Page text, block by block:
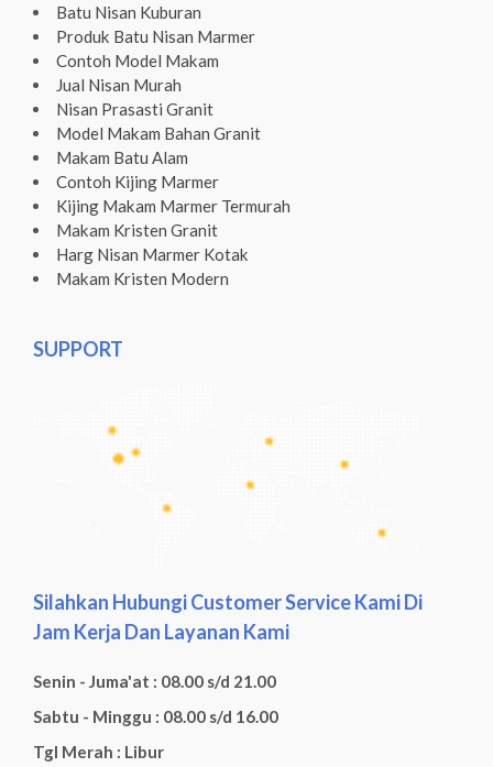
Batu Nisan Kuburan
Produk Batu Nisan Marmer
Contoh Model Makam
Jual Nisan Murah
Nisan Prasasti Granit
Model Makam Bahan Granit
Makam Batu Alam
Contoh Kijing Marmer
Kijing Makam Marmer Termurah
Makam Kristen Granit
Harg Nisan Marmer Kotak
Makam Kristen Modern
SUPPORT
Silahkan Hubungi Customer Service Kami Di
Jam Kerja Dan Layanan Kami
Senin - Juma'at : 08.00 s/d 21.00
Sabtu - Minggu : 08.00 s/d 16.00
Tgl Merah : Libur